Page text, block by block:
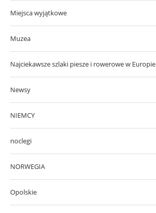
Miejsca wyjątkowe
Muzea
Najciekawsze szlaki piesze i rowerowe w Europie
Newsy
NIEMCY
noclegi
NORWEGIA
Opolskie